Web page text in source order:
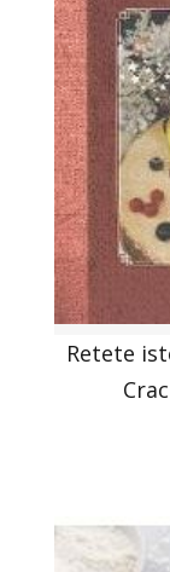
Retete